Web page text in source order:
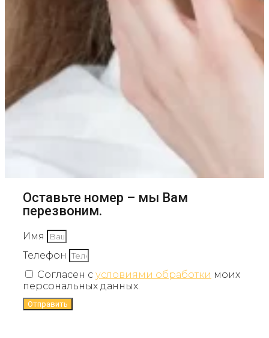
Оставьте номер – мы Вам
перезвоним.
Имя
Телефон
Согласен с условиями обработки моих
персональных данных.
Отправить